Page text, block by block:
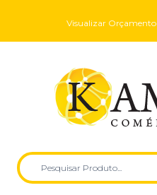
Visualizar Orçamento